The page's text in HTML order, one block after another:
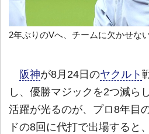
2年ぶりのVへ、チームに欠かせな
阪神が8月24日のヤクルト
し、優勝マジックを2つ減ら
活躍が光るのが、プロ8年目
ドの8回に代打で出場すると